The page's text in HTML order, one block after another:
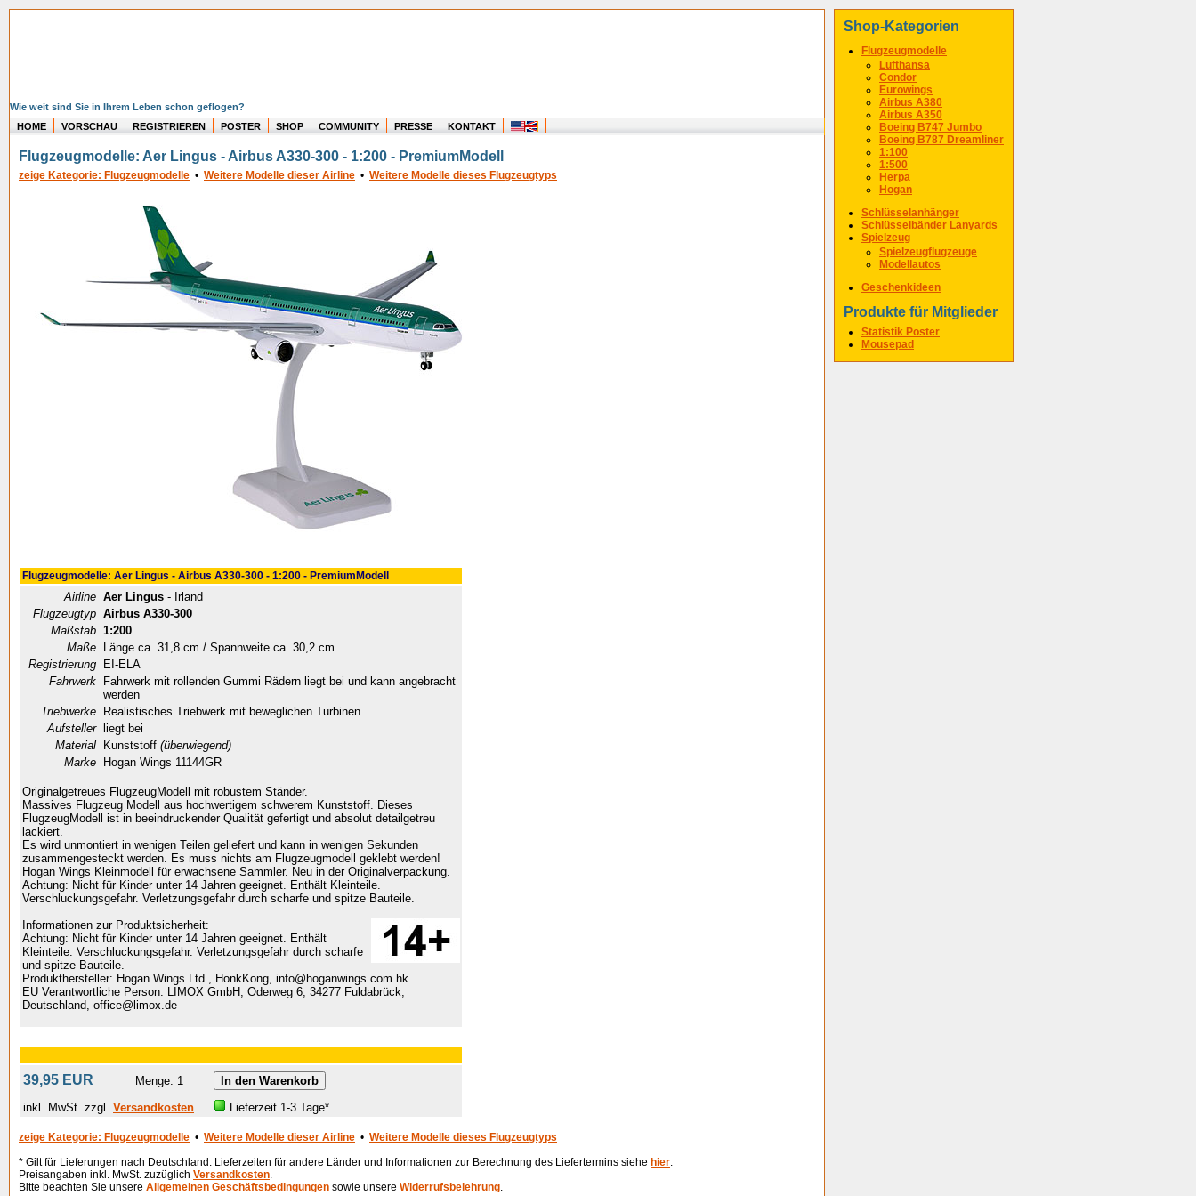
Wie weit sind Sie in Ihrem Leben schon geflogen?
HOME
VORSCHAU REGISTRIEREN POSTER SHOP COMMUNITY PRESSE KONTAKT
Flugzeugmodelle: Aer Lingus - Airbus A330-300 - 1:200 - PremiumModell
zeige Kategorie: Flugzeugmodelle • Weitere Modelle dieser Airline • Weitere Modelle dieses Flugzeugtyps
Flugzeugmodelle: Aer Lingus - Airbus A330-300 - 1:200 - PremiumModell
Airline Aer Lingus - Irland
Flugzeugtyp Airbus A330-300
Maßstab 1:200
Maße
Länge ca. 31,8 cm / Spannweite ca. 30,2 cm
Registrierung
EI-ELA
Fahrwerk
Fahrwerk mit rollenden Gummi Rädern liegt bei und kann angebracht
werden
Triebwerke
Realistisches Triebwerk mit beweglichen Turbinen
Aufsteller
liegt bei
Material
Kunststoff (überwiegend)
Marke
Hogan Wings 11144GR
Originalgetreues FlugzeugModell mit robustem Ständer.
Massives Flugzeug Modell aus hochwertigem schwerem Kunststoff. Dieses
FlugzeugModell ist in beeindruckender Qualität gefertigt und absolut detailgetreu
lackiert.
Es wird unmontiert in wenigen Teilen geliefert und kann in wenigen Sekunden
zusammengesteckt werden. Es muss nichts am Flugzeugmodell geklebt werden!
Hogan Wings Kleinmodell für erwachsene Sammler. Neu in der Originalverpackung.
Achtung: Nicht für Kinder unter 14 Jahren geeignet. Enthält Kleinteile.
Verschluckungsgefahr. Verletzungsgefahr durch scharfe und spitze Bauteile.
Informationen zur Produktsicherheit:
Achtung: Nicht für Kinder unter 14 Jahren geeignet. Enthält
Kleinteile. Verschluckungsgefahr. Verletzungsgefahr durch scharfe
und spitze Bauteile.
Produkthersteller: Hogan Wings Ltd., HonkKong, info@hoganwings.com.hk
EU Verantwortliche Person: LIMOX GmbH, Oderweg 6, 34277 Fuldabrück,
Deutschland, office@limox.de
39,95 EUR
Menge: 1
inkl. MwSt. zzgl. Versandkosten Lieferzeit 1-3 Tage*
zeige Kategorie: Flugzeugmodelle • Weitere Modelle dieser Airline • Weitere Modelle dieses Flugzeugtyps
* Gilt für Lieferungen nach Deutschland. Lieferzeiten für andere Länder und Informationen zur Berechnung des Liefertermins siehe hier.
Preisangaben inkl. MwSt. zuzüglich Versandkosten.
Bitte beachten Sie unsere Allgemeinen Geschäftsbedingungen sowie unsere Widerrufsbelehrung.
Shop-Kategorien
Flugzeugmodelle
Lufthansa
Condor
Eurowings
Airbus A380
Airbus A350
Boeing B747 Jumbo
Boeing B787 Dreamliner
1:100
1:500
Herpa
Hogan
Schlüsselanhänger
Schlüsselbänder Lanyards
Spielzeug
Spielzeugflugzeuge
Modellautos
Geschenkideen
Produkte für Mitglieder
Statistik Poster
Mousepad